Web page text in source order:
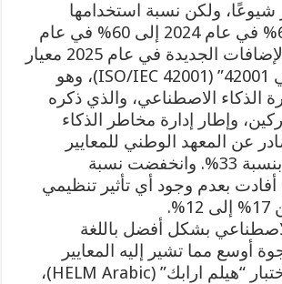
شيوعًا، ولكن نسبة استخدامها
انخفضت من 65% في عام 2024 إلى 60% في عام
2025. وتشمل الإضافات الجديدة في عام 2025 معيار
“ايزو/آي إي سي 42001” (ISO/IEC 42001)، وهو
الذكاء الاصطناعي، والذي ذكره
وإطار إدارة مخاطر الذكاء
عن المعهد الوطني للمعايير
والتقنية (NIST)بنسبة 33%. وانخفضت نسبة
أفادت بعدم وجود أي تأثير تنظيمي
بشكل أفضل باللغة
أوسع مما تشير إليه المعايير
العالمية. وفي اختبار “هيلم ارابك” (HELM Arabic)،